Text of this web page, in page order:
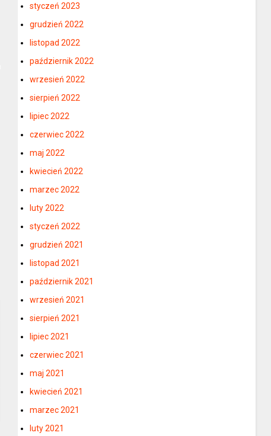
styczeń 2023
grudzień 2022
listopad 2022
październik 2022
wrzesień 2022
sierpień 2022
lipiec 2022
czerwiec 2022
maj 2022
kwiecień 2022
marzec 2022
luty 2022
styczeń 2022
grudzień 2021
listopad 2021
październik 2021
wrzesień 2021
sierpień 2021
lipiec 2021
czerwiec 2021
maj 2021
kwiecień 2021
marzec 2021
luty 2021